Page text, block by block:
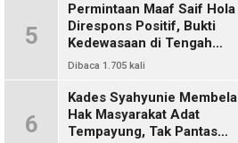
5
Permintaan Maaf Saif Hola
Direspons Positif, Bukti
Kedewasaan di Tengah
Polemik Konten
Dibaca 1.705 kali
6
Kades Syahyunie Membela
Hak Masyarakat Adat
Tempayung, Tak Pantas